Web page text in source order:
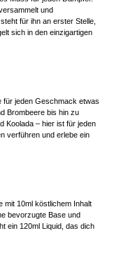
und
für ihn an erster Stelle,
sich in den einzigartigen
für jeden Geschmack etwas
Brombeere bis hin zu
Koolada – hier ist für jeden
verführen und erlebe ein
mit 10ml köstlichem Inhalt
bevorzugte Base und
ein 120ml Liquid, das dich